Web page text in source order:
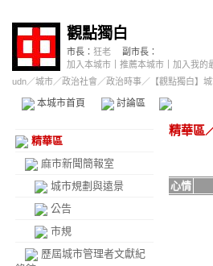
觀點獨白
市長： 狂老
副市長：
加入本城市
推薦本城市 加入我的
udn／城市／政治社會 ／政治時事／ 【觀點獨白】
本城市首頁 討論區 精華區
精華區
麻市新聞簡報室
城市規劃與遠景
公告
市規
歷屆城市管理者文獻紀
精華區
心情